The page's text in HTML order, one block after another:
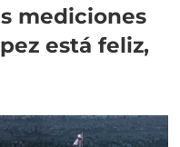
mediciones
está feliz,